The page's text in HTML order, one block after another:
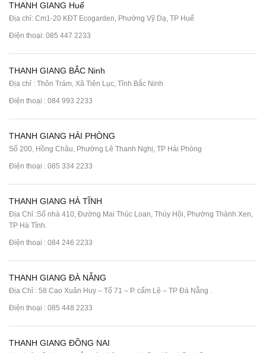
THANH GIANG Huế
Địa chỉ: Cm1-20 KĐT Ecogarden, Phường Vỹ Dạ, TP Huế
Điện thoại: 085 447 2233
THANH GIANG BẮC Ninh
Địa chỉ : Thôn Trám, Xã Tiên Lục, Tỉnh Bắc Ninh
Điện thoại : 084 993 2233
THANH GIANG HẢI PHÒNG
Số 200, Hồng Châu, Phường Lê Thanh Nghị, TP Hải Phòng
Điện thoại : 085 334 2233
THANH GIANG HÀ TĨNH
Địa Chỉ :Số nhà 410, Đường Mai Thúc Loan, Thúy Hội, Phường Thành Xen,
TP Hà Tĩnh.
Điện thoại : 084 246 2233
THANH GIANG ĐÀ NẴNG
Địa Chỉ : 58 Cao Xuân Huy – Tổ 71 – P. cẩm Lệ – TP Đà Nẵng .
Điện thoại : 085 448 2233
THANH GIANG ĐỒNG NAI